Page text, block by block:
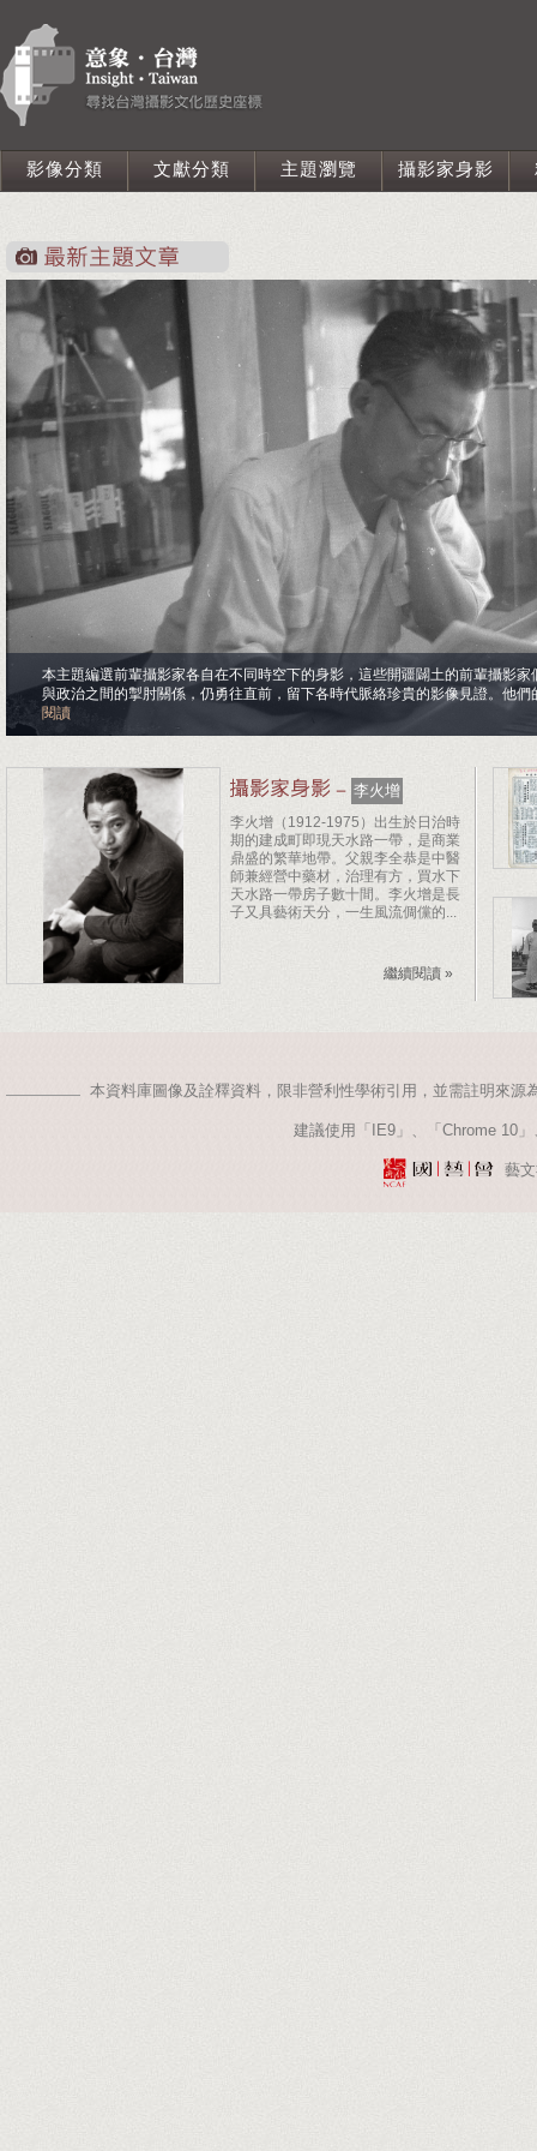
影像分類 文獻分類 主題瀏覽 攝影家身影
本主題編選前輩攝影家各自在不同時空下的身影，這些開疆闢土的前輩攝影
與政治之間的掣肘關係，仍勇往直前，留下各時代脈絡珍貴的影像見證。他
閱讀
－ 李火增
李火增（1912-1975）出生於日治時
期的建成町即現天水路一帶，是商業
鼎盛的繁華地帶。父親李全恭是中醫
師兼經營中藥材，治理有方，買水下
天水路一帶房子數十間。李火增是長
子又具藝術天分，一生風流倜儻的...
繼續閱讀 »
本資料庫圖像及詮釋資料，限非營利性學術引用，並需註明來
建議使用「IE9」、「Chrome 10
藝